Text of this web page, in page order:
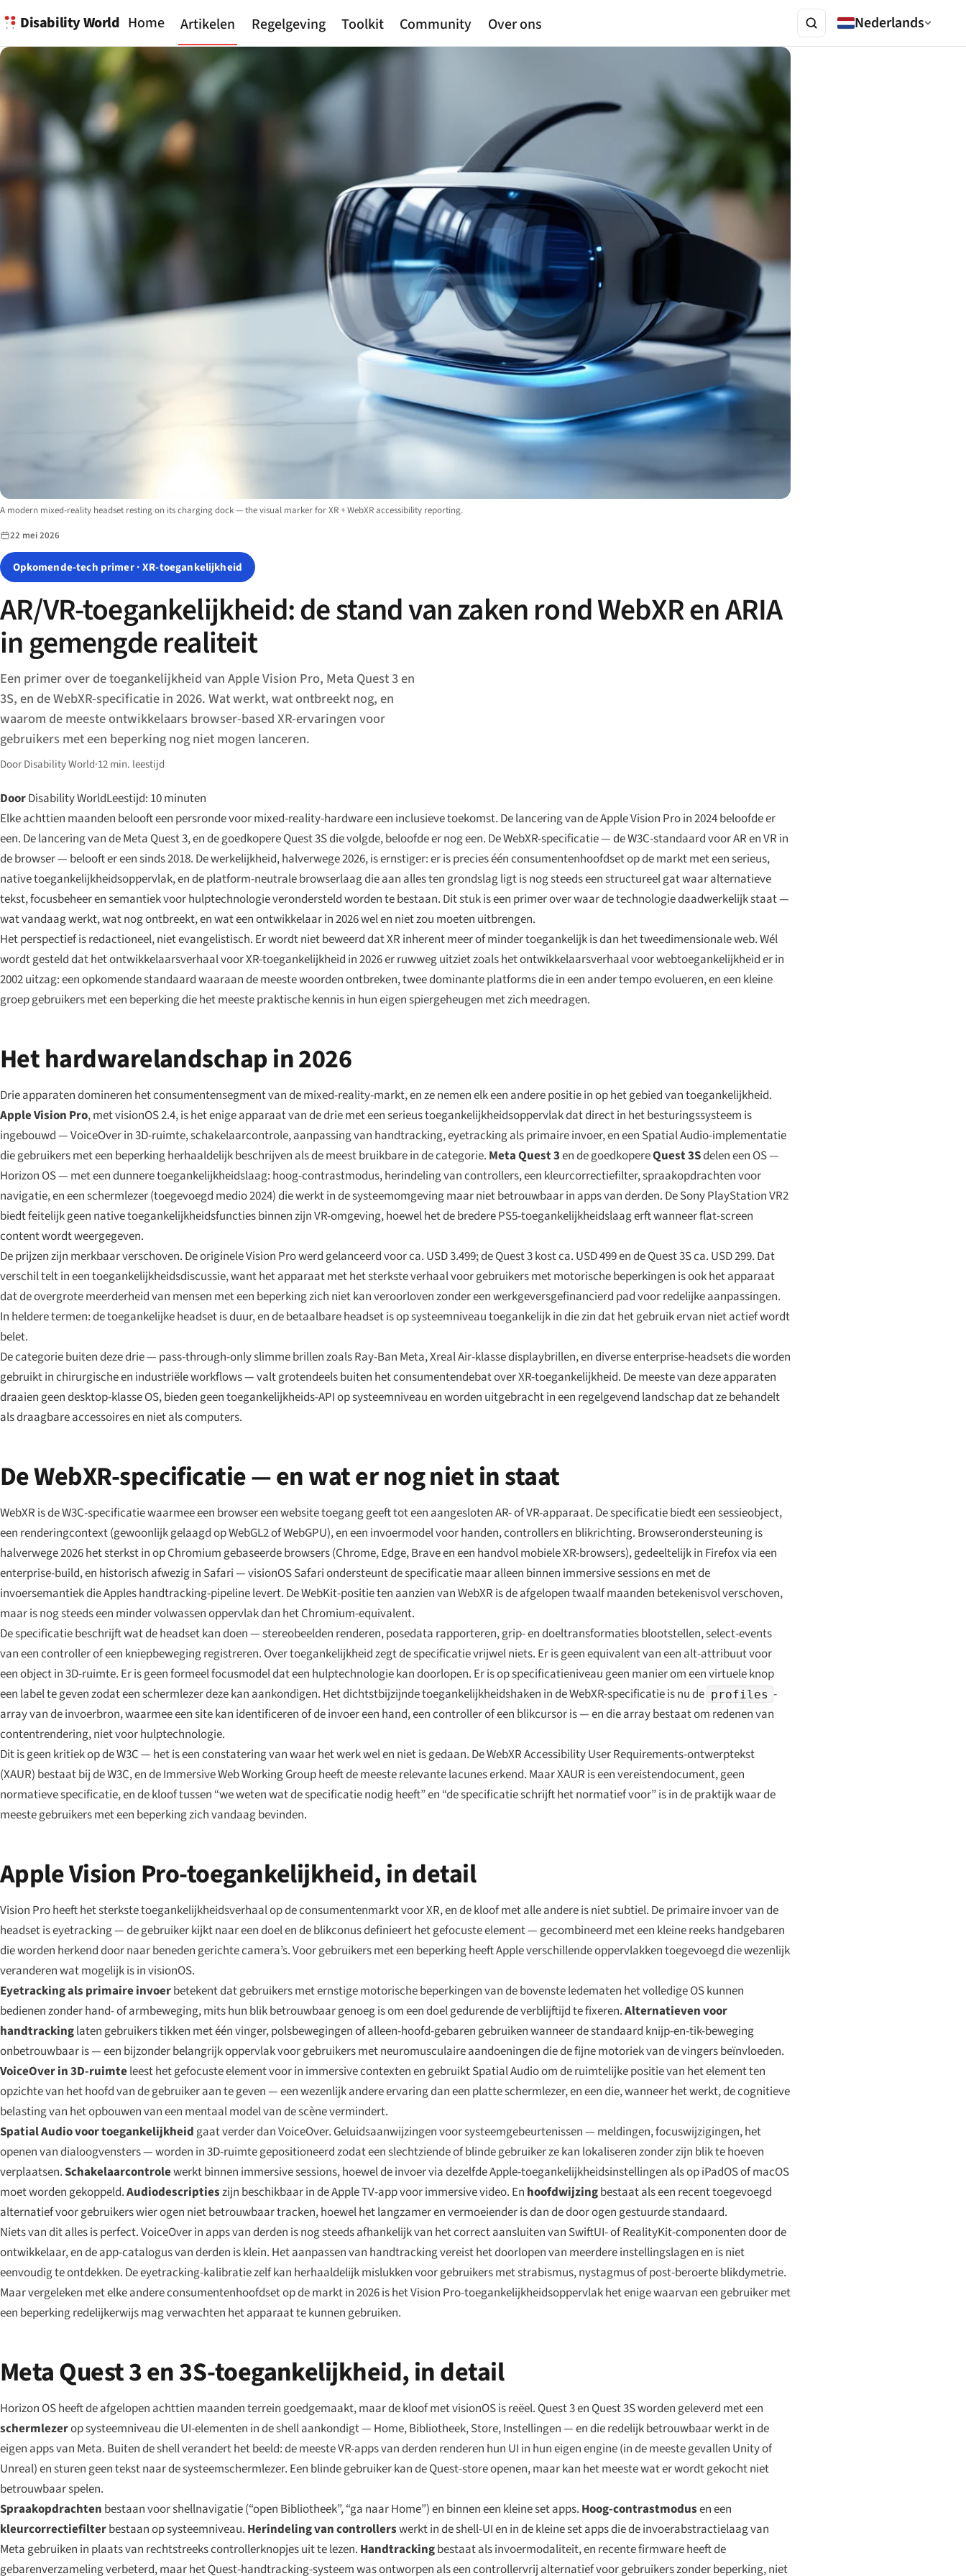
Disability World Home Artikelen Regelgeving Toolkit Community Over ons Nederlands
Image description:
A modern mixed-reality headset resting on its charging dock — the visual marker for XR + WebXR accessibility reporting.
22 mei 2026
Opkomende-tech primer · XR-toegankelijkheid
AR/VR-toegankelijkheid: de stand van zaken rond WebXR en ARIA
in gemengde realiteit
Een primer over de toegankelijkheid van Apple Vision Pro, Meta Quest 3 en
3S, en de WebXR-specificatie in 2026. Wat werkt, wat ontbreekt nog, en
waarom de meeste ontwikkelaars browser-based XR-ervaringen voor
gebruikers met een beperking nog niet mogen lanceren.
Door Disability World·12 min. leestijd
DoorDisability WorldLeestijd: 10 minuten
Elke achttien maanden belooft een persronde voor mixed-reality-hardware een inclusieve toekomst. De lancering van de Apple Vision Pro in 2024 beloofde er
een. De lancering van de Meta Quest 3, en de goedkopere Quest 3S die volgde, beloofde er nog een. De WebXR-specificatie — de W3C-standaard voor AR en VR in
de browser — belooft er een sinds 2018. De werkelijkheid, halverwege 2026, is ernstiger: er is precies één consumentenhoofdset op de markt met een serieus,
native toegankelijkheidsoppervlak, en de platform-neutrale browserlaag die aan alles ten grondslag ligt is nog steeds een structureel gat waar alternatieve
tekst, focusbeheer en semantiek voor hulptechnologie verondersteld worden te bestaan. Dit stuk is een primer over waar de technologie daadwerkelijk staat —
wat vandaag werkt, wat nog ontbreekt, en wat een ontwikkelaar in 2026 wel en niet zou moeten uitbrengen.
Het perspectief is redactioneel, niet evangelistisch. Er wordt niet beweerd dat XR inherent meer of minder toegankelijk is dan het tweedimensionale web. Wél
wordt gesteld dat het ontwikkelaarsverhaal voor XR-toegankelijkheid in 2026 er ruwweg uitziet zoals het ontwikkelaarsverhaal voor webtoegankelijkheid er in
2002 uitzag: een opkomende standaard waaraan de meeste woorden ontbreken, twee dominante platforms die in een ander tempo evolueren, en een kleine
groep gebruikers met een beperking die het meeste praktische kennis in hun eigen spiergeheugen met zich meedragen.
Het hardwarelandschap in 2026
Drie apparaten domineren het consumentensegment van de mixed-reality-markt, en ze nemen elk een andere positie in op het gebied van toegankelijkheid.
Apple Vision Pro, met visionOS 2.4, is het enige apparaat van de drie met een serieus toegankelijkheidsoppervlak dat direct in het besturingssysteem is
ingebouwd — VoiceOver in 3D-ruimte, schakelaarcontrole, aanpassing van handtracking, eyetracking als primaire invoer, en een Spatial Audio-implementatie
die gebruikers met een beperking herhaaldelijk beschrijven als de meest bruikbare in de categorie. Meta Quest 3en de goedkopereQuest 3Sdelen een OS —
Horizon OS — met een dunnere toegankelijkheidslaag: hoog-contrastmodus, herindeling van controllers, een kleurcorrectiefilter, spraakopdrachten voor
navigatie, en een schermlezer (toegevoegd medio 2024) die werkt in de systeemomgeving maar niet betrouwbaar in apps van derden. De Sony PlayStation VR2
biedt feitelijk geen native toegankelijkheidsfuncties binnen zijn VR-omgeving, hoewel het de bredere PS5-toegankelijkheidslaag erft wanneer flat-screen
content wordt weergegeven.
De prijzen zijn merkbaar verschoven. De originele Vision Pro werd gelanceerd voor ca. USD 3.499; de Quest 3 kost ca. USD 499 en de Quest 3S ca. USD 299. Dat
verschil telt in een toegankelijkheidsdiscussie, want het apparaat met het sterkste verhaal voor gebruikers met motorische beperkingen is ook het apparaat
dat de overgrote meerderheid van mensen met een beperking zich niet kan veroorloven zonder een werkgeversgefinancierd pad voor redelijke aanpassingen.
In heldere termen: de toegankelijke headset is duur, en de betaalbare headset is op systeemniveau toegankelijk in die zin dat het gebruik ervan niet actief wordt
belet.
De categorie buiten deze drie — pass-through-only slimme brillen zoals Ray-Ban Meta, Xreal Air-klasse displaybrillen, en diverse enterprise-headsets die worden
gebruikt in chirurgische en industriële workflows — valt grotendeels buiten het consumentendebat over XR-toegankelijkheid. De meeste van deze apparaten
draaien geen desktop-klasse OS, bieden geen toegankelijkheids-API op systeemniveau en worden uitgebracht in een regelgevend landschap dat ze behandelt
als draagbare accessoires en niet als computers.
De WebXR-specificatie — en wat er nog niet in staat
WebXR is de W3C-specificatie waarmee een browser een website toegang geeft tot een aangesloten AR- of VR-apparaat. De specificatie biedt een sessieobject,
een renderingcontext (gewoonlijk gelaagd op WebGL2 of WebGPU), en een invoermodel voor handen, controllers en blikrichting. Browserondersteuning is
halverwege 2026 het sterkst in op Chromium gebaseerde browsers (Chrome, Edge, Brave en een handvol mobiele XR-browsers), gedeeltelijk in Firefox via een
enterprise-build, en historisch afwezig in Safari — visionOS Safari ondersteunt de specificatie maar alleen binnen immersive sessions en met de
invoersemantiek die Apples handtracking-pipeline levert. De WebKit-positie ten aanzien van WebXR is de afgelopen twaalf maanden betekenisvol verschoven,
maar is nog steeds een minder volwassen oppervlak dan het Chromium-equivalent.
De specificatie beschrijft wat de headset kan doen — stereobeelden renderen, posedata rapporteren, grip- en doeltransformaties blootstellen, select-events
van een controller of een kniepbeweging registreren. Over toegankelijkheid zegt de specificatie vrijwel niets. Er is geen equivalent van een alt-attribuut voor
een object in 3D-ruimte. Er is geen formeel focusmodel dat een hulptechnologie kan doorlopen. Er is op specificatieniveau geen manier om een virtuele knop
een label te geven zodat een schermlezer deze kan aankondigen. Het dichtstbijzijnde toegankelijkheidshaken in de WebXR-specificatie is nu de profiles -
array van de invoerbron, waarmee een site kan identificeren of de invoer een hand, een controller of een blikcursor is — en die array bestaat om redenen van
contentrendering, niet voor hulptechnologie.
Dit is geen kritiek op de W3C — het is een constatering van waar het werk wel en niet is gedaan. De WebXR Accessibility User Requirements-ontwerptekst
(XAUR) bestaat bij de W3C, en de Immersive Web Working Group heeft de meeste relevante lacunes erkend. Maar XAUR is een vereistendocument, geen
normatieve specificatie, en de kloof tussen “we weten wat de specificatie nodig heeft” en “de specificatie schrijft het normatief voor” is in de praktijk waar de
meeste gebruikers met een beperking zich vandaag bevinden.
Apple Vision Pro-toegankelijkheid, in detail
Vision Pro heeft het sterkste toegankelijkheidsverhaal op de consumentenmarkt voor XR, en de kloof met alle andere is niet subtiel. De primaire invoer van de
headset is eyetracking — de gebruiker kijkt naar een doel en de blikconus definieert het gefocuste element — gecombineerd met een kleine reeks handgebaren
die worden herkend door naar beneden gerichte camera’s. Voor gebruikers met een beperking heeft Apple verschillende oppervlakken toegevoegd die wezenlijk
veranderen wat mogelijk is in visionOS.
Eyetracking als primaire invoerbetekent dat gebruikers met ernstige motorische beperkingen van de bovenste ledematen het volledige OS kunnen
bedienen zonder hand- of armbeweging, mits hun blik betrouwbaar genoeg is om een doel gedurende de verblijftijd te fixeren.Alternatieven voor
handtrackinglaten gebruikers tikken met één vinger, polsbewegingen of alleen-hoofd-gebaren gebruiken wanneer de standaard knijp-en-tik-beweging
onbetrouwbaar is — een bijzonder belangrijk oppervlak voor gebruikers met neuromusculaire aandoeningen die de fijne motoriek van de vingers beïnvloeden.
VoiceOver in 3D-ruimteleest het gefocuste element voor in immersive contexten en gebruikt Spatial Audio om de ruimtelijke positie van het element ten
opzichte van het hoofd van de gebruiker aan te geven — een wezenlijk andere ervaring dan een platte schermlezer, en een die, wanneer het werkt, de cognitieve
belasting van het opbouwen van een mentaal model van de scène vermindert.
Spatial Audio voor toegankelijkheidgaat verder dan VoiceOver. Geluidsaanwijzingen voor systeemgebeurtenissen — meldingen, focuswijzigingen, het
openen van dialoogvensters — worden in 3D-ruimte gepositioneerd zodat een slechtziende of blinde gebruiker ze kan lokaliseren zonder zijn blik te hoeven
verplaatsen.Schakelaarcontrolewerkt binnen immersive sessions, hoewel de invoer via dezelfde Apple-toegankelijkheidsinstellingen als op iPadOS of macOS
moet worden gekoppeld.Audiodescriptieszijn beschikbaar in de Apple TV-app voor immersive video. En hoofdwijzingbestaat als een recent toegevoegd
alternatief voor gebruikers wier ogen niet betrouwbaar tracken, hoewel het langzamer en vermoeiender is dan de door ogen gestuurde standaard.
Niets van dit alles is perfect. VoiceOver in apps van derden is nog steeds afhankelijk van het correct aansluiten van SwiftUI- of RealityKit-componenten door de
ontwikkelaar, en de app-catalogus van derden is klein. Het aanpassen van handtracking vereist het doorlopen van meerdere instellingslagen en is niet
eenvoudig te ontdekken. De eyetracking-kalibratie zelf kan herhaaldelijk mislukken voor gebruikers met strabismus, nystagmus of post-beroerte blikdymetrie.
Maar vergeleken met elke andere consumentenhoofdset op de markt in 2026 is het Vision Pro-toegankelijkheidsoppervlak het enige waarvan een gebruiker met
een beperking redelijkerwijs mag verwachten het apparaat te kunnen gebruiken.
Meta Quest 3 en 3S-toegankelijkheid, in detail
Horizon OS heeft de afgelopen achttien maanden terrein goedgemaakt, maar de kloof met visionOS is reëel. Quest 3 en Quest 3S worden geleverd met een
schermlezerop systeemniveau die UI-elementen in de shell aankondigt — Home, Bibliotheek, Store, Instellingen — en die redelijk betrouwbaar werkt in de
eigen apps van Meta. Buiten de shell verandert het beeld: de meeste VR-apps van derden renderen hun UI in hun eigen engine (in de meeste gevallen Unity of
Unreal) en sturen geen tekst naar de systeemschermlezer. Een blinde gebruiker kan de Quest-store openen, maar kan het meeste wat er wordt gekocht niet
betrouwbaar spelen.
Spraakopdrachten bestaan voor shellnavigatie (“open Bibliotheek”, “ga naar Home”) en binnen een kleine set apps. Hoog-contrastmodusen een
kleurcorrectiefilterbestaan op systeemniveau. Herindeling van controllerswerkt in de shell-UI en in de kleine set apps die de invoerabstractielaag van
Meta gebruiken in plaats van rechtstreeks controllerknopjes uit te lezen. Handtrackingbestaat als invoermodaliteit, en recente firmware heeft de
gebarenverzameling verbeterd, maar het Quest-handtracking-systeem was ontworpen als een controllervrij alternatief voor gebruikers zonder beperking, niet